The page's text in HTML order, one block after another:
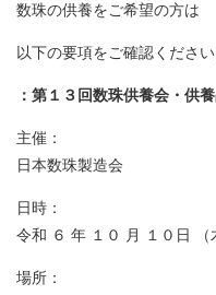
数珠の供養をご希望の方は
以下の要項をご確認ください
：第１３回数珠供養会・供
主催：
日本数珠製造会
日時：
令和 ６ 年 １０ 月 １０日
場所：